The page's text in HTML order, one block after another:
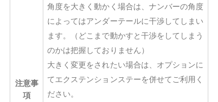
注意事
項
角度を大きく動かく場合は、ナンバーの角度
によってはアンダーテールに干渉してしまい
ます。（どこまで動かすと干渉をしてしまう
のかは把握しておりません）
大きく変更をされたい場合は、オプションに
てエクステンションステーを併せてご利用く
ださい。